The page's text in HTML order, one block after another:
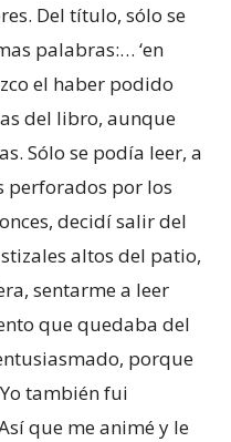
Del título, sólo se
palabras:… ‘en
el haber podido
del libro, aunque
Sólo se podía leer, a
perforados por los
decidí salir del
altos del patio,
sentarme a leer
que quedaba del
porque
también fui
que me animé y le